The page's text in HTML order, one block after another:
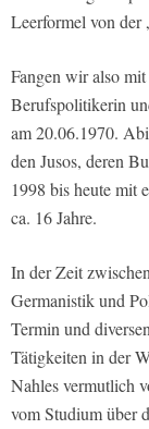
Leerformel von der
Fangen wir also
Berufspolitikerin
am 20.06.1970.
den Jusos, deren
1998 bis heute mit
ca. 16 Jahre.
In der Zeit
Germanistik und
Termin und
Tätigkeiten in der
Nahles vermutlich
vom Studium über